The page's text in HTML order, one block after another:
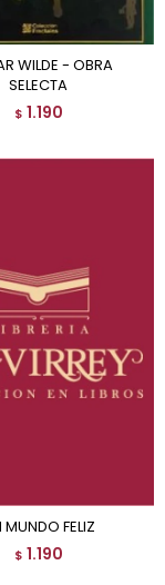
SELECTA
$ 1.190
MUNDO FELIZ
$ 1.190